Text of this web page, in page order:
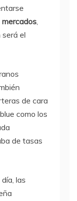
,
el
de cara
como los
de tasas
las